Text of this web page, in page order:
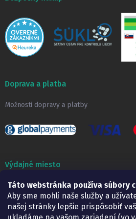
Táto webstránka používa súbory
Aby sme mohli naše služby a
našej stránky lepšie prispôsobiť
Doprava a platba
Možnosti dopravy a platby
Výdajné miesto
Lekáreň ADONAI
Košice – Smetanova 2
Pondelok:
07.30 – 15.30 h.
Utorok:
07.30 – 16.00 h.